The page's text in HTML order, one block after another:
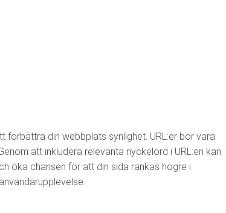
förbättra din webbplats synlighet. URL:er bör vara
att inkludera relevanta nyckelord i URL:en kan
öka chansen för att din sida rankas högre i